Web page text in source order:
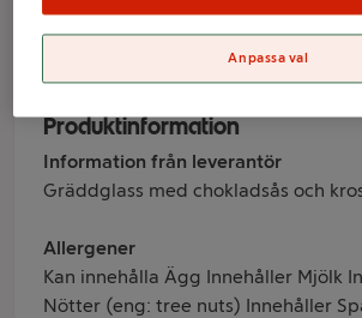
Varumärke
Produktinformation
Information från leverantör
Gräddglass med chokladsås och
Allergener
Kan innehålla Ägg Innehåller Mjölk
Nötter (eng: tree nuts) Innehåller
Anpassa val